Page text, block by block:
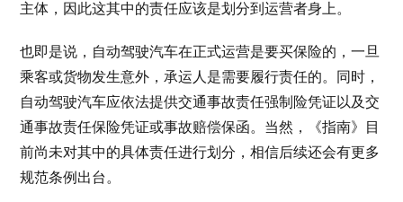
主体，因此这其中的责任应该是划分到运营者身上。
也即是说，自动驾驶汽车在正式运营是要买保险的，一旦
乘客或货物发生意外，承运人是需要履行责任的。同时，
自动驾驶汽车应依法提供交通事故责任强制险凭证以及交
通事故责任保险凭证或事故赔偿保函。当然，《指南》目
前尚未对其中的具体责任进行划分，相信后续还会有更多
规范条例出台。